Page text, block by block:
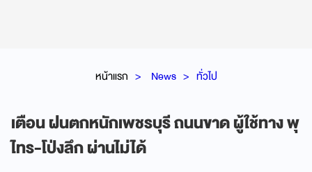
หน้าแรก News ทั่วไป
เตือน ฝนตกหนักเพชรบุรี ถนนขาด ผู้ใช้ทาง พุ
ไทร-โป่งลึก ผ่านไม่ได้